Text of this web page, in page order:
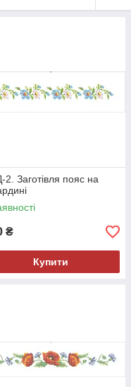
Заготівля пояс на
₴
Купити